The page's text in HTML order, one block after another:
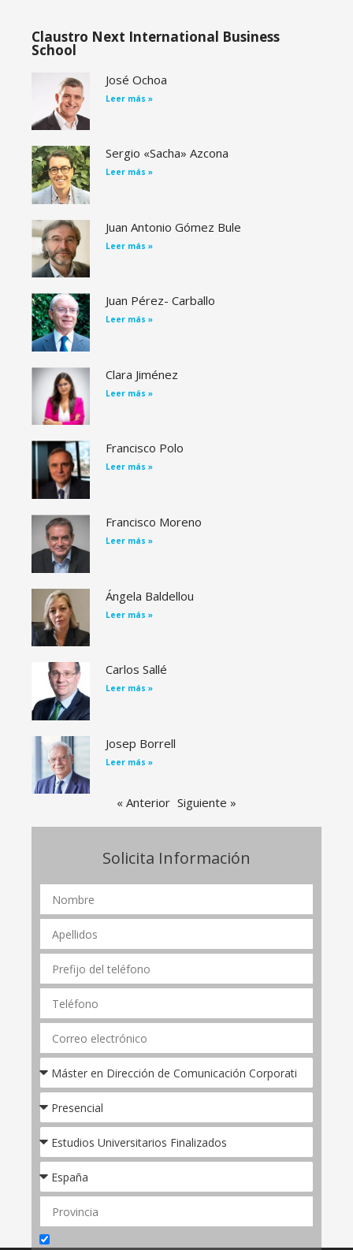
Claustro Next International Business
School
José Ochoa
Leer más »
Sergio «Sacha» Azcona
Leer más »
Juan Antonio Gómez Bule
Leer más »
Juan Pérez- Carballo
Leer más »
Clara Jiménez
Leer más »
Francisco Polo
Leer más »
Francisco Moreno
Leer más »
Ángela Baldellou
Leer más »
Carlos Sallé
Leer más »
Josep Borrell
Leer más »
« Anterior Siguiente »
Solicita Información